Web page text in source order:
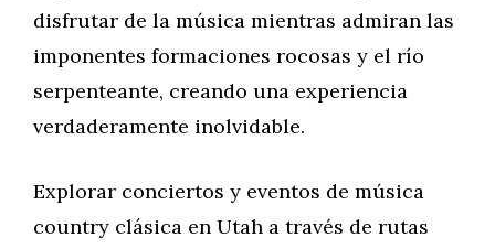
disfrutar de la música mientras admiran las
imponentes formaciones rocosas y el río
serpenteante, creando una experiencia
verdaderamente inolvidable.
Explorar conciertos y eventos de música
country clásica en Utah a través de rutas